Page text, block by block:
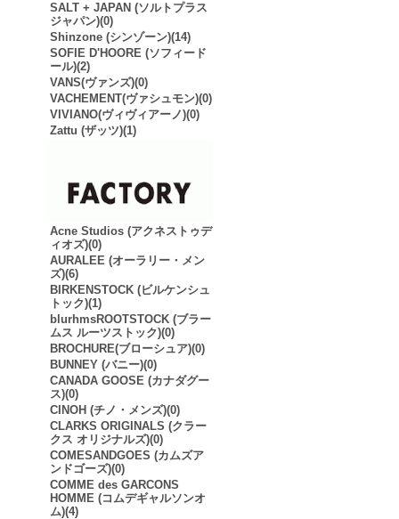
SALT + JAPAN (ソルトプラス
ジャパン)(0)
Shinzone (シンゾーン)(14)
SOFIE D'HOORE (ソフィード
ール)(2)
VANS(ヴァンズ)(0)
VACHEMENT(ヴァシュモン)(0)
VIVIANO(ヴィヴィアーノ)(0)
Zattu (ザッツ)(1)
Acne Studios (アクネストゥデ
ィオズ)(0)
AURALEE (オーラリー・メン
ズ)(6)
BIRKENSTOCK (ビルケンシュ
トック)(1)
blurhmsROOTSTOCK (ブラー
ムス ルーツストック)(0)
BROCHURE(ブローシュア)(0)
BUNNEY (バニー)(0)
CANADA GOOSE (カナダグー
ス)(0)
CINOH (チノ・メンズ)(0)
CLARKS ORIGINALS (クラー
クス オリジナルズ)(0)
COMESANDGOES (カムズア
ンドゴーズ)(0)
COMME des GARCONS
HOMME (コムデギャルソンオ
ム)(4)